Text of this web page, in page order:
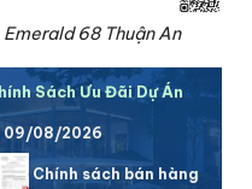
68 Thuận An
Sách Ưu Đãi Dự Án
09/08/2026
Chính sách bán hàng